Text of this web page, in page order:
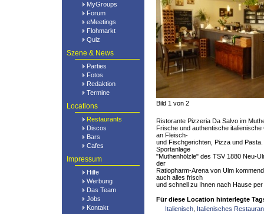
MyGroups
Forum
eMeetings
Flohmarkt
Quiz
Szene & News
Parties
Fotos
Redaktion
Termine
Locations
Restaurants
Discos
Bars
Cafes
Impressum
Hilfe
Werbung
Das Team
Jobs
Kontakt
Bild 1 von 2
Ristorante Pizzeria Da Salvo im
Frische und authentische
an Fleisch-
und Fischgerichten, Pizza und
Sportanlage
"Muthenhölzle" des TSV 1880 Neu-
der
Ratiopharm-Arena von Ulm
auch alles frisch
und schnell zu Ihnen nach Hause
Für diese Location hinterlegte
Italienisch Italienisches